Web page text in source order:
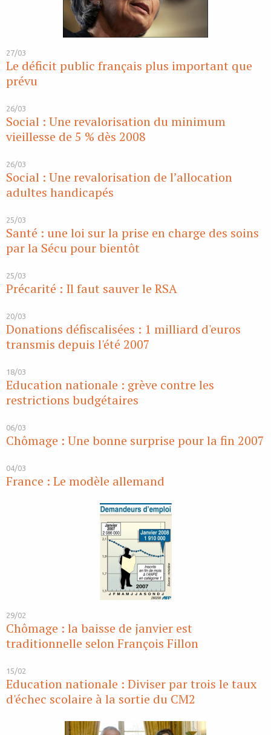
27/03
Le déficit public français plus important que
prévu
26/03
Social : Une revalorisation du minimum
vieillesse de 5 % dès 2008
26/03
Social : Une revalorisation de l’allocation
adultes handicapés
25/03
Santé : une loi sur la prise en charge des soins
par la Sécu pour bientôt
25/03
Précarité : Il faut sauver le RSA
20/03
Donations défiscalisées : 1 milliard d'euros
transmis depuis l'été 2007
18/03
Education nationale : grève contre les
restrictions budgétaires
06/03
Chômage : Une bonne surprise pour la fin 2007
04/03
France : Le modèle allemand
29/02
Chômage : la baisse de janvier est
traditionnelle selon François Fillon
15/02
Education nationale : Diviser par trois le taux
d'échec scolaire à la sortie du CM2